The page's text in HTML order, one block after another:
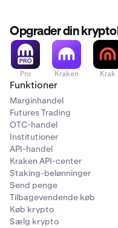
2 Gå tilPortefølje -
3
Når din Kraken-
knappen
Overfør
Opgrader din
Pro Kraken Krak
Funktioner
Marginhandel
Futures Trading
OTC-handel
Institutioner
API-handel
Kraken API-center
Staking-belønninger
Send penge
Tilbagevendende køb
Køb krypto
Sælg krypto